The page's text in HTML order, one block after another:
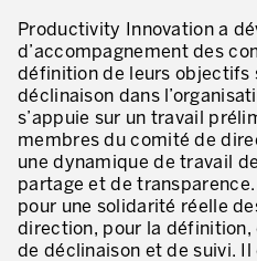
Définir une stratégie de gestion
Leadership et culture
DÉVELOPPEMENT DU
Développer des leaders à tous
Coaching des dirigeants et des
Le travail standard des leaders
Productivity Innovation a
d’accompagnement des
définition de leurs objectifs
déclinaison dans
s’appuie sur un travail
membres du comité de
une dynamique de travail
partage et de
pour une solidarité réelle
direction, pour la définition,
de déclinaison et de suivi.